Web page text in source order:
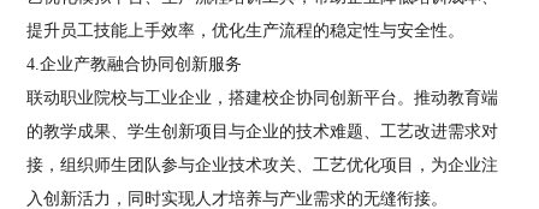
提升员工技能上手效率，优化生产流程的稳定性与安全性。
4.企业产教融合协同创新服务
联动职业院校与工业企业，搭建校企协同创新平台。推动教育端
的教学成果、学生创新项目与企业的技术难题、工艺改进需求对
接，组织师生团队参与企业技术攻关、工艺优化项目，为企业注
入创新活力，同时实现人才培养与产业需求的无缝衔接。